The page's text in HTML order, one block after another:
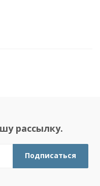
рассылку.